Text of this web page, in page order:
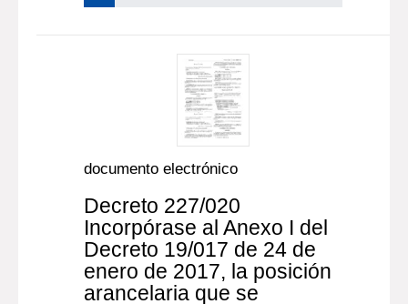
documento electrónico
Decreto 227/020
Incorpórase al Anexo I del
Decreto 19/017 de 24 de
enero de 2017, la posición
arancelaria que se